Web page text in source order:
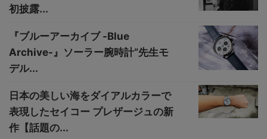
初披露...
『ブルーアーカイブ -Blue
Archive-』ソーラー腕時計“先生モ
デル...
日本の美しい海をダイアルカラーで
表現したセイコー プレザージュの新
作【話題の...